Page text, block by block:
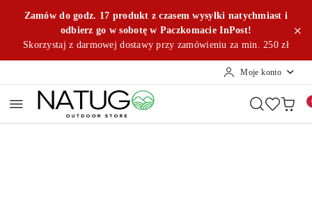
Przejdź do treści głównej
Przejdź do wyszukiwarki
Przejdź do moje konto
Przejdź do menu głównego
Przejdź do opisu produktu
Przejdź do stopki
Zamów do godz. 17 produkt z czasem wysyłki natychmiast i
odbierz go w sobotę w Paczkomacie InPost!
Skorzystaj z darmowej dostawy przy zamówieniu za min. 250 zł
Moje konto